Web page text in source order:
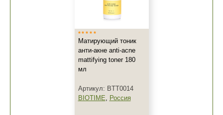
Матирующий тоник
анти-акне anti-acne
mattifying toner 180
мл
Артикул: BTT0014
BIOTIME, Россия